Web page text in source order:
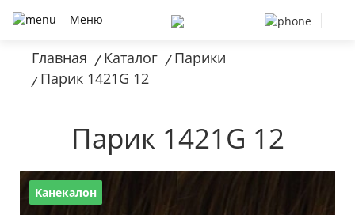
Меню
Главная / Каталог / Парики
/ Парик 1421G 12
Парик 1421G 12
Канекалон